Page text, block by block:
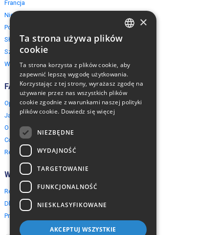
Francja
Niemcy
Polska
Słowacja
Szwajcaria
Włochy
FAQ
Opinie naszych klientów
Jak rezerwować?
O EuropeMountains.com
Cookies, Prywatność, Bezpieczeństwo
Regulamin
Współpraca
Rezerwacja grupowa
Dla agentów turystycznych
Program partnerski
×
Ta strona używa plików
cookie
Ta strona korzysta z plików cookie, aby
zapewnić lepszą wygodę użytkowania.
Korzystając z tej strony, wyrażasz zgodę na
używanie przez nas wszystkich plików
cookie zgodnie z warunkami naszej polityki
plików cookie. Dowiedz się więcej
NIEZBĘDNE
WYDAJNOŚĆ
TARGETOWANIE
FUNKCJONALNOŚĆ
NIESKLASYFIKOWANE
AKCEPTUJ WSZYSTKIE